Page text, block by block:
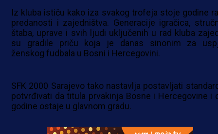
Iz kluba ističu kako iza svakog trofeja stoje godine
predanosti i zajedništva. Generacije igračica,
štaba, uprave i svih ljudi uključenih u rad kluba
su gradile priču koja je danas sinonim za
ženskog fudbala u Bosni i Hercegovini.
SFK 2000 Sarajevo tako nastavlja postavljati
potvrđivati da titula prvakinja Bosne i Hercegovine i
godine ostaje u glavnom gradu.